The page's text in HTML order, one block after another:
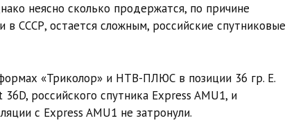
неясно сколько продержатся, по причине
СССР, остается сложным, российские спутниковые
«Триколор» и НТВ-ПЛЮС в позиции 36 гр. E.
российского спутника Express AMU1, и
с Express AMU1 не затронули.